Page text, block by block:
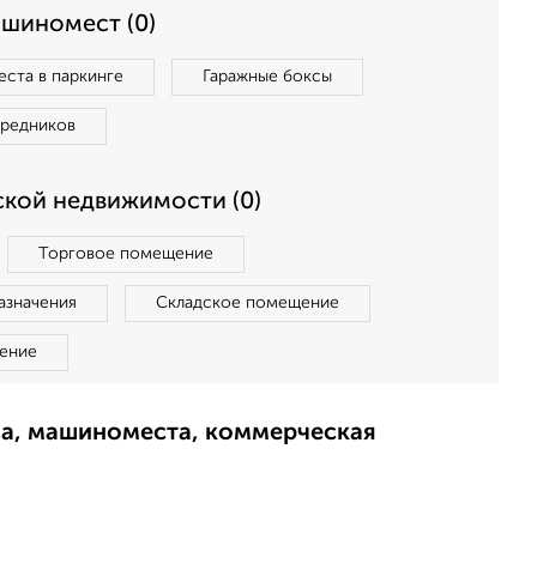
(0)
в паркинге Гаражные боксы
недвижимости (0)
Торговое помещение
Складское помещение
машиноместа, коммерческая